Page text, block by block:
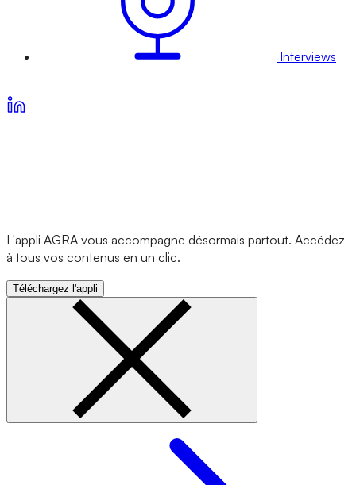
Interviews
L'appli AGRA vous accompagne désormais partout. Accédez
à tous vos contenus en un clic.
Téléchargez l'appli